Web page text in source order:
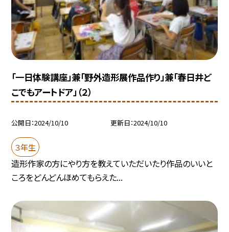
「一日体験講座」兼「野外造形展作品作り」兼「春日井ど
こでもアートドア」（２）
公開日 2024/10/10 更新日 2024/10/10
３年生
造形作家の方にやり方を教えていただいたり作品のいいと
ころをどんどんほめてもらえた...